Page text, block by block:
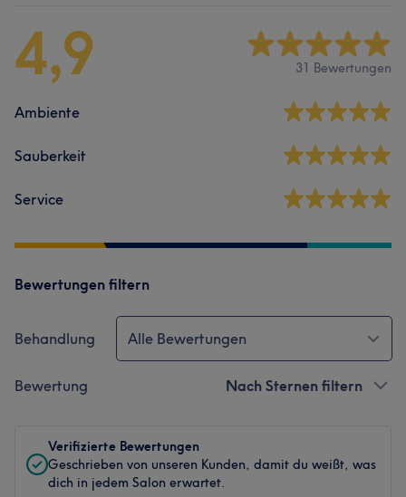
4,9 31 Bewertungen
Ambiente
Sauberkeit
Service
Bewertungen filtern
Behandlung Alle Bewertungen
Bewertung Nach Sternen filtern
Verifizierte Bewertungen
Geschrieben von unseren Kunden, damit du weißt, was
dich in jedem Salon erwartet.